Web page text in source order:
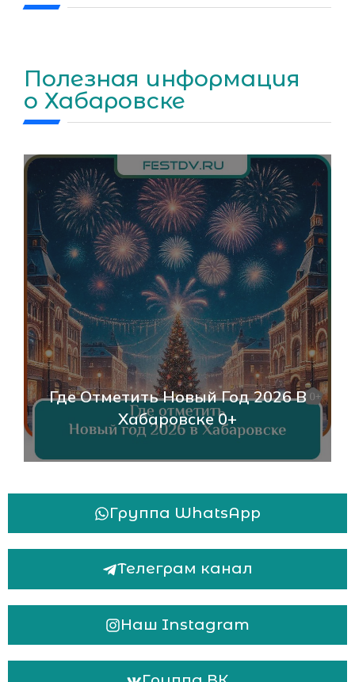
Полезная информация
о Хабаровске
Где Отметить Новый Год 2026 В
Хабаровске 0+
Группа WhatsApp
Телеграм канал
Наш Instagram